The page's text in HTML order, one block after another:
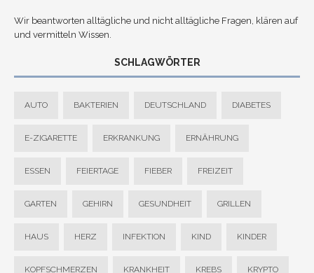
Wir beantworten alltägliche und nicht alltägliche Fragen, klären auf
und vermitteln Wissen.
SCHLAGWÖRTER
AUTO BAKTERIEN DEUTSCHLAND DIABETES
E-ZIGARETTE ERKRANKUNG ERNÄHRUNG
ESSEN FEIERTAGE FIEBER FREIZEIT
GARTEN GEHIRN GESUNDHEIT GRILLEN
HAUS HERZ INFEKTION KIND KINDER
KOPFSCHMERZEN KRANKHEIT KREBS KRYPTO